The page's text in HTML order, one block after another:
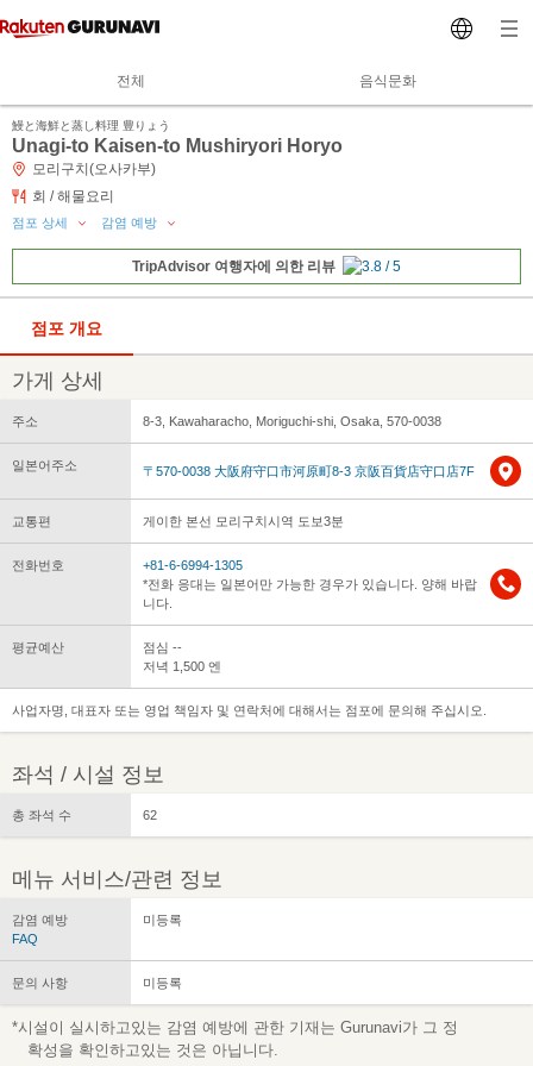
전체 음식문화
鰻と海鮮と蒸し料理 豊りょう
Unagi-to Kaisen-to Mushiryori Horyo
모리구치(오사카부)
회 / 해물요리
점포 상세 감염 예방
TripAdvisor 여행자에 의한 리뷰
점포 개요
가게 상세
주소 8-3, Kawaharacho, Moriguchi-shi, Osaka, 570-0038
일본어주소 〒570-0038 大阪府守口市河原町8-3 京阪百貨店守口店7F
교통편 게이한 본선 모리구치시역 도보3분
전화번호
+81-6-6994-1305
*전화 응대는 일본어만 가능한 경우가 있습니다. 양해 바랍
니다.
평균예산
점심 --
저녁 1,500 엔
사업자명, 대표자 또는 영업 책임자 및 연락처에 대해서는 점포에 문의해 주십시오.
좌석 / 시설 정보
총 좌석 수 62
메뉴 서비스/관련 정보
감염 예방
FAQ
미등록
문의 사항 미등록
*시설이 실시하고있는 감염 예방에 관한 기재는 Gurunavi가 그 정
확성을 확인하고있는 것은 아닙니다.